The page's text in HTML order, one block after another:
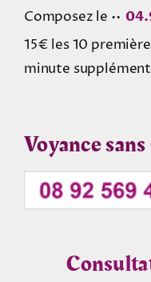
Composez le ••
15€ les 10
minute
Voyance